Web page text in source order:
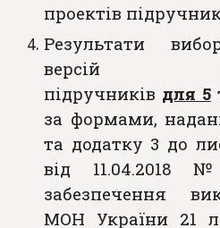
проектів
Результати
версій
підручників для 5
за формами,
та додатку 3 до
від 11.04.2018
забезпечення
МОН України 21